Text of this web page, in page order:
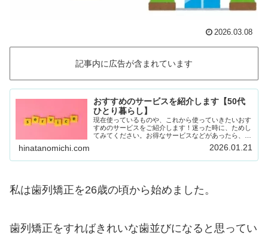
2026.03.08
記事内に広告が含まれています
おすすめのサービスを紹介します【50代
ひとり暮らし】
現在使っているものや、これから使っていきたいおす
すめのサービスをご紹介します！迷った時に、ためし
てみてください。お得なサービスなどがあったら、随
時載せていきます！Amazon prime (アマゾンプラ
イム) 30日間の無料体験ができます。…
hinatanomichi.com 2026.01.21
私は歯列矯正を26歳の頃から始めました。
歯列矯正をすればきれいな歯並びになると思ってい